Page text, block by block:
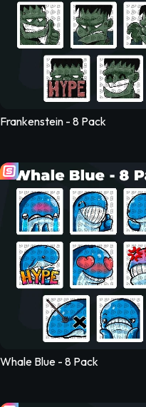
Raven - 8 Pack
Reaper - 5 Pack
Bee - 8 Pack
Frankenstein - 8 Pack
Whale Blue - 8 Pack